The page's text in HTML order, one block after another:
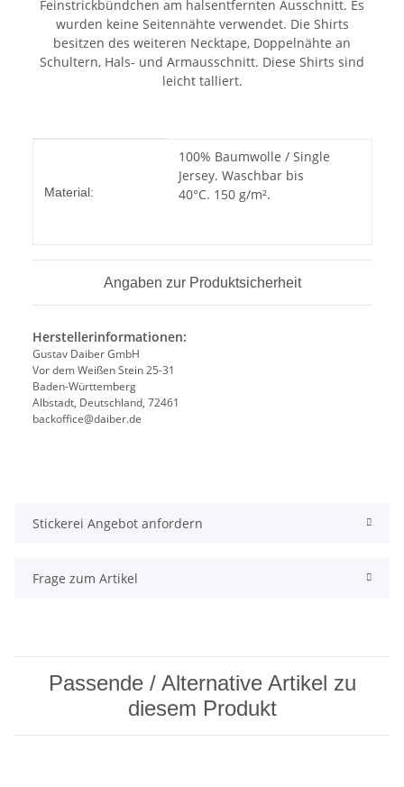
Feinstrickbündchen am halsentfernten Ausschnitt. Es
wurden keine Seitennähte verwendet. Die Shirts
besitzen des weiteren Necktape, Doppelnähte an
Schultern, Hals- und Armausschnitt. Diese Shirts sind
leicht talliert.
Material:
100% Baumwolle / Single
Jersey. Waschbar bis
40°C. 150 g/m².
Angaben zur Produktsicherheit
Herstellerinformationen:
Gustav Daiber GmbH
Vor dem Weißen Stein 25-31
Baden-Württemberg
Albstadt, Deutschland, 72461
backoffice@daiber.de
Stickerei Angebot anfordern
Frage zum Artikel
Passende / Alternative Artikel zu
diesem Produkt